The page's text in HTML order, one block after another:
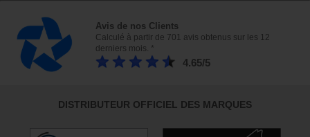
Avis de nos Clients
Calculé à partir de 701 avis obtenus sur les 12
derniers mois. *
4.65/5
DISTRIBUTEUR OFFICIEL DES MARQUES